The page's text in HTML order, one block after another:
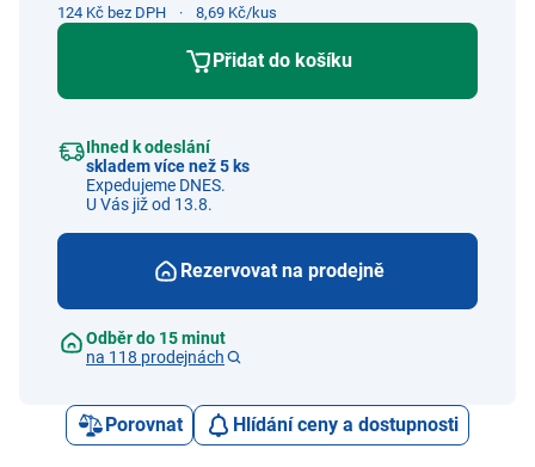
124 Kč bez DPH 8,69 Kč/kus
Přidat do košíku
Ihned k odeslání
skladem více než 5 ks
Expedujeme DNES.
U Vás již od 13.8.
Rezervovat na prodejně
Odběr do 15 minut
na 118 prodejnách
Porovnat Hlídání ceny a dostupnosti